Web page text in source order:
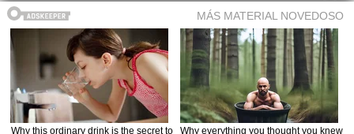
Buscar
Buscar